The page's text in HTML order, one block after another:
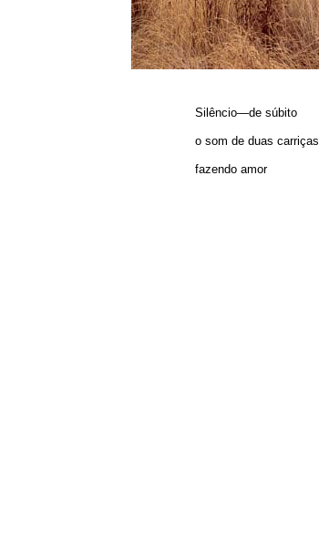
Silêncio—de súbito
o som de duas carriças
fazendo amor